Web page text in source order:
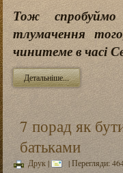
Тож спробуймо
тлумачення
чинитеме в часі
Детальніше...
7 порад як
батьками
Друк| | Перегляди: